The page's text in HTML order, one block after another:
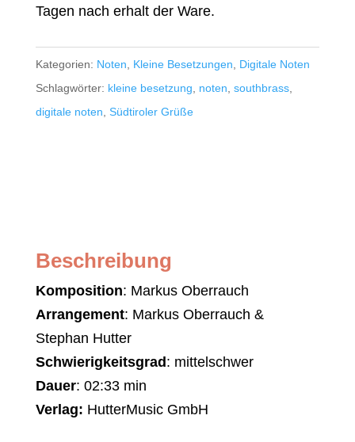
Tagen nach erhalt der Ware.
Kategorien: Noten Kleine Besetzungen
Digitale Noten
Schlagwörter: kleine besetzung noten southbrass,
digitale noten Südtiroler Grüße
Beschreibung
Komposition: Markus Oberrauch
Arrangement: Markus Oberrauch &
Stephan Hutter
Schwierigkeitsgrad: mittelschwer
Dauer: 02:33 min
Verlag: HutterMusic GmbH